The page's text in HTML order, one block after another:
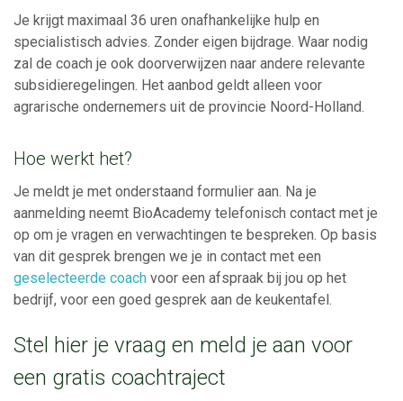
Je krijgt maximaal 36 uren onafhankelijke hulp en
specialistisch advies. Zonder eigen bijdrage. Waar nodig
zal de coach je ook doorverwijzen naar andere relevante
subsidieregelingen. Het aanbod geldt alleen voor
agrarische ondernemers uit de provincie Noord-Holland.
Hoe werkt het?
Je meldt je met onderstaand formulier aan. Na je
aanmelding neemt BioAcademy telefonisch contact met je
op om je vragen en verwachtingen te bespreken. Op basis
van dit gesprek brengen we je in contact met een
geselecteerde coach voor een afspraak bij jou op het
bedrijf, voor een goed gesprek aan de keukentafel.
Stel hier je vraag en meld je aan voor
een gratis coachtraject